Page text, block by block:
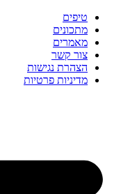
טיפים
מתכונים
מאמרים
צור קשר
הצהרת נגישות
מדיניות פרטיות